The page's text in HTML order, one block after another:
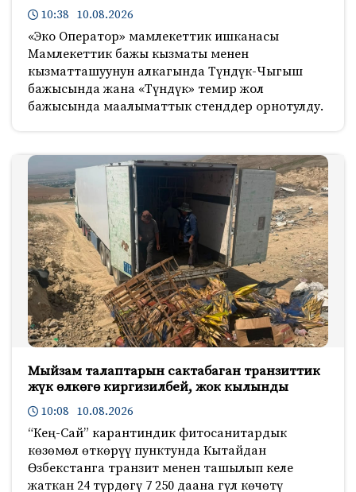
10:38 10.08.2026
«Эко Оператор» мамлекеттик ишканасы
Мамлекеттик бажы кызматы менен
кызматташуунун алкагында Түндүк-Чыгыш
бажысында жана «Түндүк» темир жол
бажысында маалыматтык стенддер орнотулду.
Мыйзам талаптарын сактабаган транзиттик
жүк өлкөгө киргизилбей, жок кылынды
10:08 10.08.2026
“Кең-Сай” карантиндик фитосанитардык
көзөмөл өткөрүү пунктунда Кытайдан
Өзбекстанга транзит менен ташылып келе
жаткан 24 түрдөгү 7 250 даана гүл көчөтү